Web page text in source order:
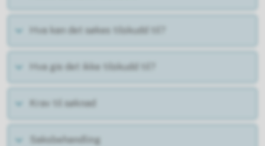
Hva kan det søkes tilskudd til?
Hva gis det ikke tilskudd til?
Krav til søknad
Saksbehandling